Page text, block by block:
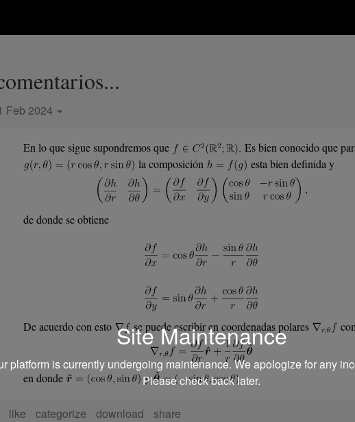
Feb 2024
En lo que sigue supondremos que
Es bien conocido que
la composición
esta bien definida y
de donde se obtiene
De acuerdo con esto se puede escribir en coordenadas polares
en donde y
like categorize download share
Site Maintenance
platform is currently undergoing maintenance. We apologize for any
Please check back later.